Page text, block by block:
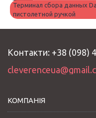
Терминал сбора данных
пистолетной ручкой
Контакти: +38 (098)
КОМПАНІЯ